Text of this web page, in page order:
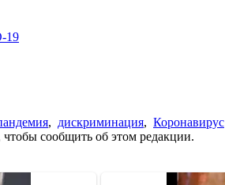
19
, дискриминация, Коронавирус
сообщить об этом редакции.